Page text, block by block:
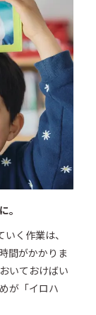
せが発生し
さい。
ご使用は避
は保管しな
の変更及び
さい。
。
く作業は、
間がかかりま
いておけばい
が「イロハ